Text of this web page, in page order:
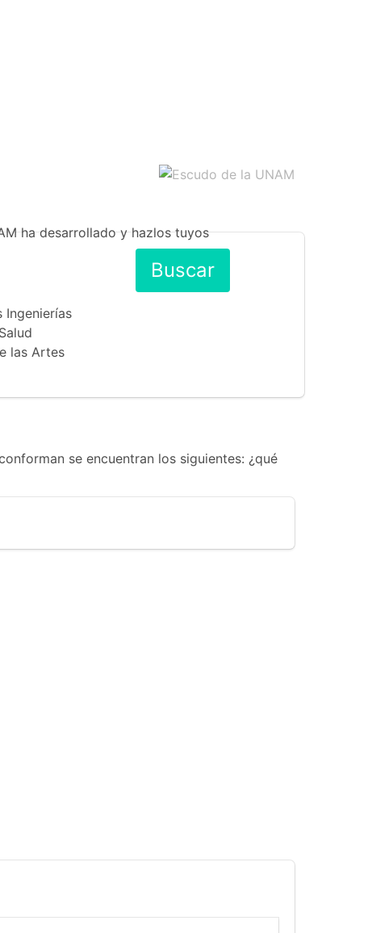
ha desarrollado y hazlos tuyos
Ingenierías
las Artes
Buscar
se encuentran los siguientes: ¿qué